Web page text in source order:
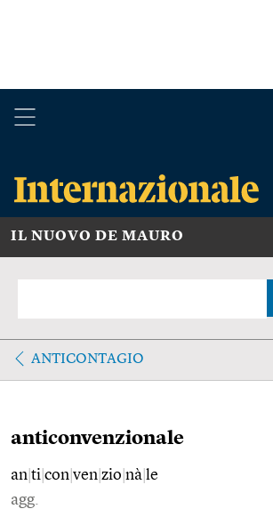
IL NUOVO DE MAURO
ANTICONTAGIO
anticonvenzionale
an ti con ven zio nà le
agg.